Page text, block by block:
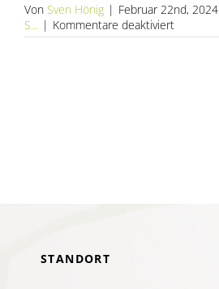
WEITERBILDUNGEN
Von Sven Hönig | Februar 22nd, 2024
S... | Kommentare deaktiviertfür
SDAT
STANDORT